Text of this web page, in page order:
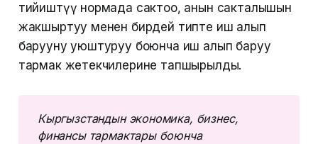
тийиштүү нормада сактоо, анын сакталышын
жакшыртуу менен бирдей типте иш алып
барууну уюштуруу боюнча иш алып баруу
тармак жетекчилерине тапшырылды.
Кыргызстандын экономика, бизнес,
финансы тармактары боюнча